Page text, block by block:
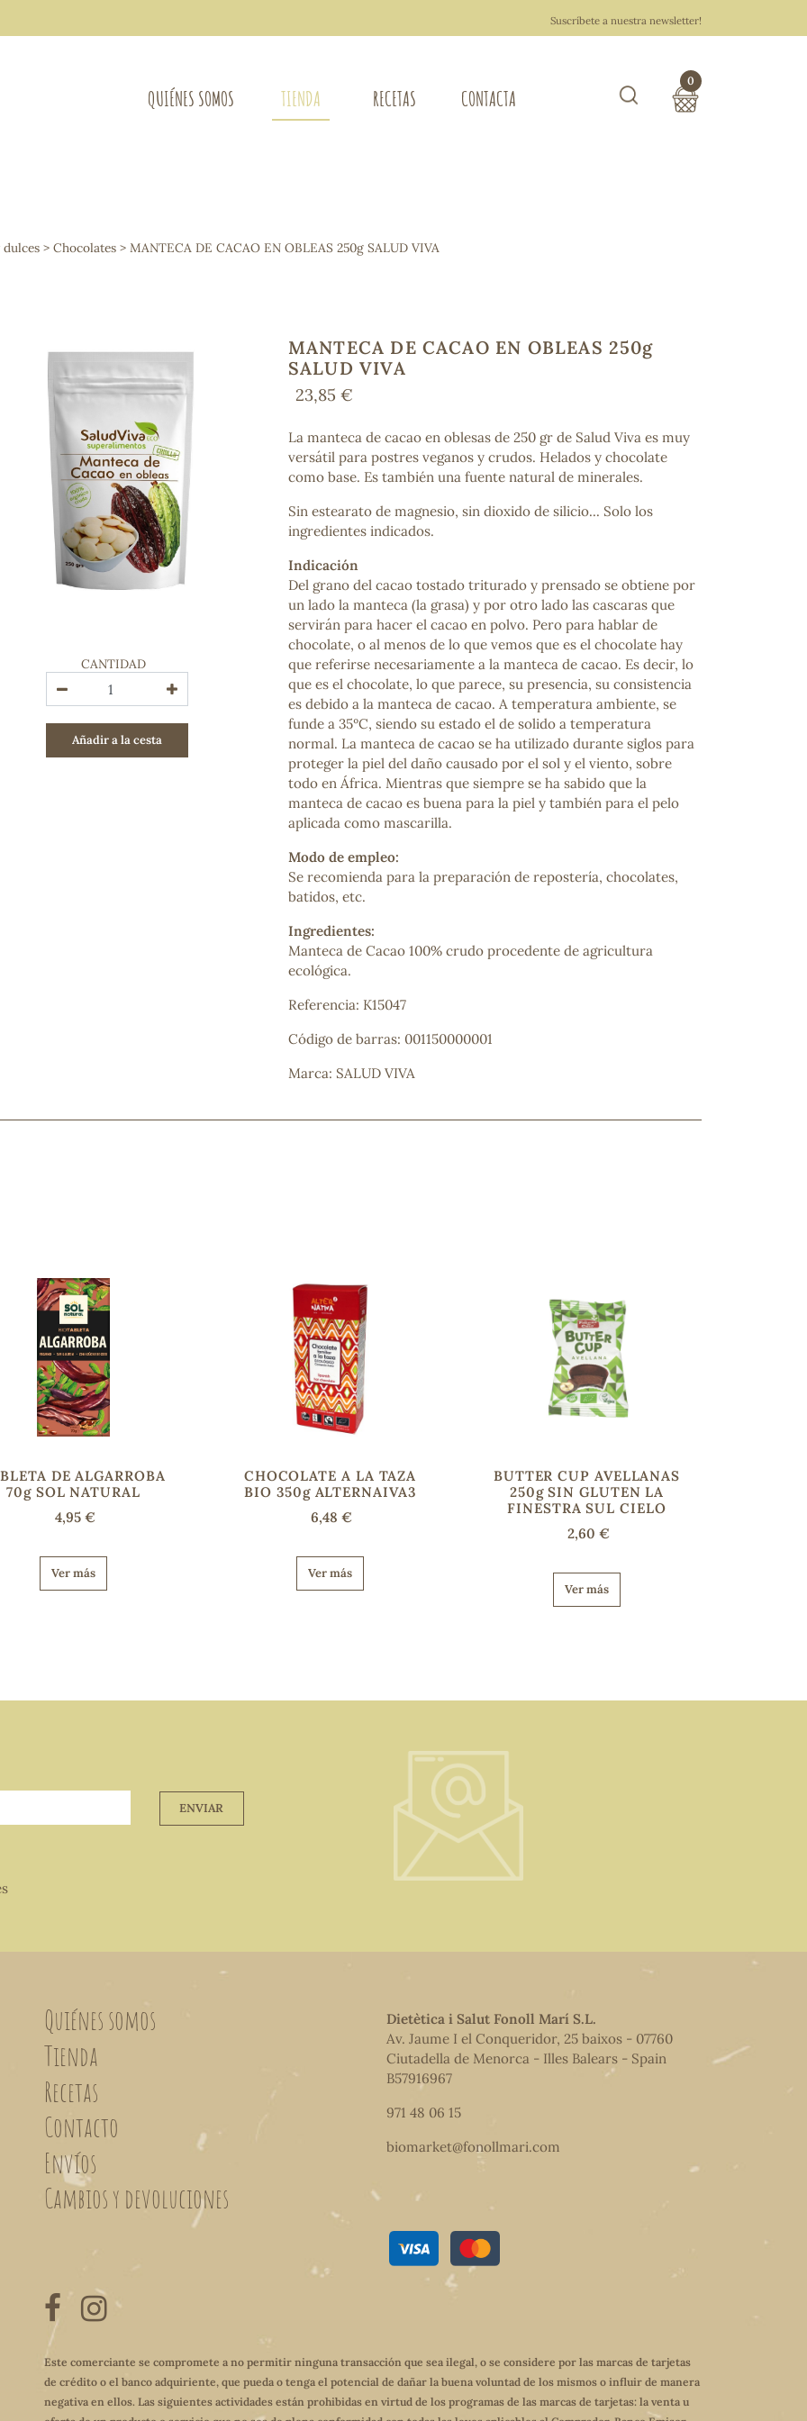
Suscríbete a nuestra newsletter!
QUIÉNES SOMOS TIENDA
Osteo-articular
Mujer
Extracto de plantas
Ácidos Grasos
Depurativos
Bienestar emocional
Jalea Real
Memoria
Hierro
Deporte
Digestivos
Circulatorio, colesterol y glucosa
Superalimentos
Proteína
Energía
COSMÉTICA E HIGIENE PERSONAL
Cremas, lociones y aceites corporales
Hombre
Higiene personal
Labiales
contáctanosy lo encontraremos
RECETAS CONTACTA
0
dulces > Chocolates > MANTECA DE CACAO EN OBLEAS 250g SALUD VIVA
CANTIDAD
Añadir a la cesta
MANTECA DE CACAO EN OBLEAS 250g
SALUD VIVA
23,85 €
La manteca de cacao en oblesas de 250 gr de Salud Viva es muy
versátil para postres veganos y crudos. Helados y chocolate
como base. Es también una fuente natural de minerales.
Sin estearato de magnesio, sin dioxido de silicio... Solo los
ingredientes indicados.
Indicación
Del grano del cacao tostado triturado y prensado se obtiene por
un lado la manteca (la grasa) y por otro lado las cascaras que
servirán para hacer el cacao en polvo. Pero para hablar de
chocolate, o al menos de lo que vemos que es el chocolate hay
que referirse necesariamente a la manteca de cacao. Es decir, lo
que es el chocolate, lo que parece, su presencia, su consistencia
es debido a la manteca de cacao. A temperatura ambiente, se
funde a 35ºC, siendo su estado el de solido a temperatura
normal. La manteca de cacao se ha utilizado durante siglos para
proteger la piel del daño causado por el sol y el viento, sobre
todo en África. Mientras que siempre se ha sabido que la
manteca de cacao es buena para la piel y también para el pelo
aplicada como mascarilla.
Modo de empleo:
Se recomienda para la preparación de repostería, chocolates,
batidos, etc.
Ingredientes:
Manteca de Cacao 100% crudo procedente de agricultura
ecológica.
Referencia: K15047
Código de barras: 001150000001
Marca: SALUD VIVA
DE ALGARROBA
70g SOL NATURAL
4,95 €
Ver más
CHOCOLATE A LA TAZA
BIO 350g ALTERNAIVA3
6,48 €
Ver más
BUTTER CUP AVELLANAS
250g SIN GLUTEN LA
FINESTRA SUL CIELO
2,60 €
Ver más
ENVIAR
Quiénes somos
Tienda
Recetas
Contacto
Envíos
Cambios y devoluciones
Dietètica i Salut Fonoll Marí S.L.
Av. Jaume I el Conqueridor, 25 baixos - 07760
Ciutadella de Menorca - Illes Balears - Spain
B57916967
971 48 06 15
biomarket@fonollmari.com
Este comerciante se compromete a no permitir ninguna transacción que sea ilegal, o se considere por las marcas de tarjetas
de crédito o el banco adquiriente, que pueda o tenga el potencial de dañar la buena voluntad de los mismos o influir de manera
negativa en ellos. Las siguientes actividades están prohibidas en virtud de los programas de las marcas de tarjetas: la venta u